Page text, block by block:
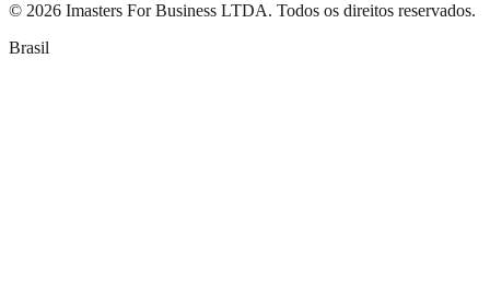
© 2026 Imasters For Business LTDA. Todos os direitos reservados.
Brasil